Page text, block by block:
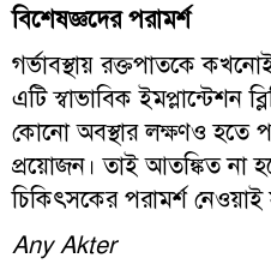
বিশেষজ্ঞদের পরামর্শ
গর্ভাবস্থায় রক্তপাতকে
এটি স্বাভাবিক ইমপ্লান্টেশন
কোনো অবস্থার লক্ষণও হতে
প্রয়োজন। তাই আতঙ্কিত না
চিকিৎসকের পরামর্শ
Any Akter